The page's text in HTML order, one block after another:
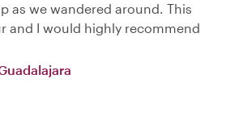
as we wandered around. This
and I would highly recommend